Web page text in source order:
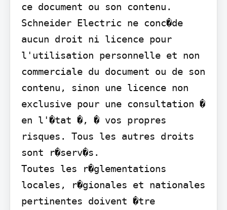
ce document ou son contenu.
Schneider Electric ne conc�de
aucun droit ni licence pour
l'utilisation personnelle et non
commerciale du document ou de son
contenu, sinon une licence non
exclusive pour une consultation �
en l'�tat �, � vos propres
risques. Tous les autres droits
sont r�serv�s.
Toutes les r�glementations
locales, r�gionales et nationales
pertinentes doivent �tre